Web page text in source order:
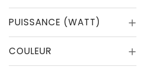
PUISSANCE (WATT)
COULEUR